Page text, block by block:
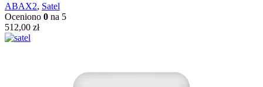
ABAX2, Satel
Oceniono 0 na 5
512,00 zł